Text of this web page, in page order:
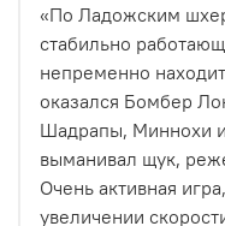
«По Ладожским
стабильно
непременно
оказался Бомбер
Шадрапы, Миннохи
выманивал щук,
Очень активная
увеличении